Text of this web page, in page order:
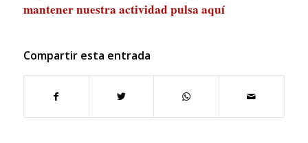
mantener nuestra actividad pulsa aquí
Compartir esta entrada